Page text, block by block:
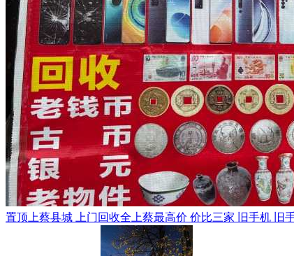
置顶 上蔡县城 上门回收全上蔡最高价 价比三家 旧手机 旧